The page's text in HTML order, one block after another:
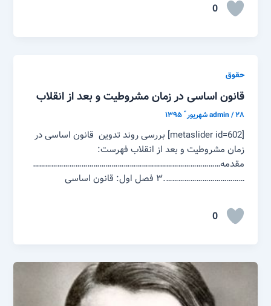
0
حقوق
قانون اساسی در زمان مشروطیت و بعد از انقلاب
admin/۲۸ شهریور ّ ۱۳۹۵
[metaslider id=602] بررسی روند تدوین قانون اساسی در
زمان مشروطیت و بعد از انقلاب فهرست:
مقدمه…………………………………………………………………………………
………………………………….۳ فصل اول: قانون اساسی
0